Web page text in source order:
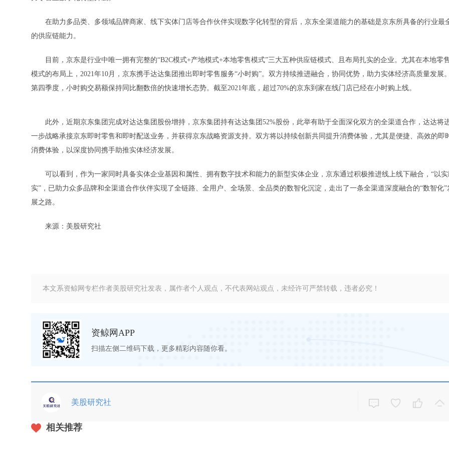
在助力多品类、多领域品牌商家、线下实体门店等合作伙伴实现数字化转型的背后，京东全渠道能力的基础是京东所具备的行业最
的供应链能力。
目前，京东是行业中唯一拥有完整的“B2C模式+产地模式+本地零售模式”三大五种供应链模式、且布局扎实的企业。尤其在本地零
模式的布局上，2021年10月，京东携手达达集团推出即时零售服务“小时购”。双方持续推进融合，协同优势，助力实体经济高质量发展。
第四季度，小时购交易额保持同比翻数倍的快速增长态势。截至2021年底，超过70%的京东到家在线门店已经在小时购上线。
此外，近期京东集团完成对达达集团股份增持，京东集团持有达达集团52%股份，此举有助于全面深化双方的全渠道合作，达达将
一步战略承接京东即时零售和即时配送业务，并获得京东战略资源支持。双方将以持续创新共同提升消费体验，尤其是便捷、高效的即
消费体验，以深度协同携手助推实体经济发展。
可以看到，作为一家同时具备实体企业基因和属性、拥有数字技术和能力的新型实体企业，京东通过积极推进线上线下融合，“以实
实”，已助力众多品牌和全渠道合作伙伴实现了全链路、全用户、全场景、全品类的数智化沉淀，走出了一条全渠道深度融合的“数智化”
展之路。
来源：美股研究社
本文系资鲸网专栏作者美股研究社发表，属作者个人观点，不代表网站观点，未经许可严禁转载，违者必究！
资鲸网APP
扫描左侧二维码下载，更多精彩内容随你看。
美股研究社
相关推荐